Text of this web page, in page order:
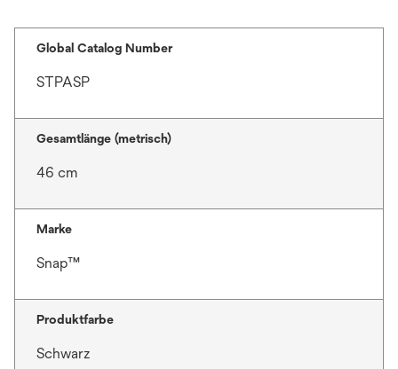
Global Catalog Number
STPASP
Gesamtlänge (metrisch)
46 cm
Marke
Snap™
Produktfarbe
Schwarz